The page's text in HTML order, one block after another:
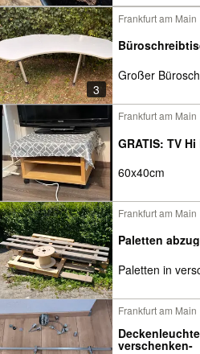
3
Frankfurt am Main
Großer
Frankfurt am Main
GRATIS: TV
60x40cm
Frankfurt am Main
Paletten
Paletten in
Frankfurt am Main
verschenken-